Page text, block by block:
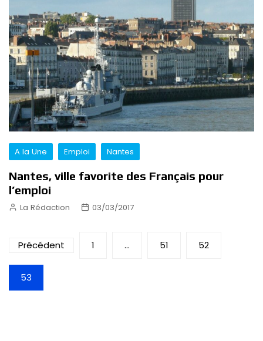
A la Une Emploi Nantes
Nantes, ville favorite des Français pour
l’emploi
La Rédaction 03/03/2017
Pagination
des
publications
Précédent 1 … 51 52
53